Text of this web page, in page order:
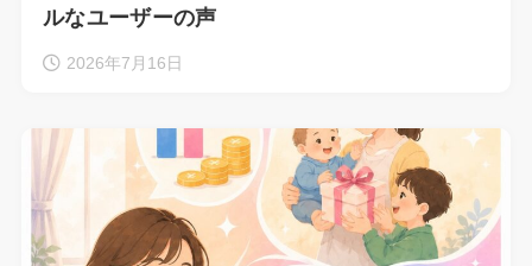
ルなユーザーの声
2026年7月16日